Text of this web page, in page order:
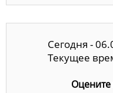
Сегодня -
Текущее
Оцените